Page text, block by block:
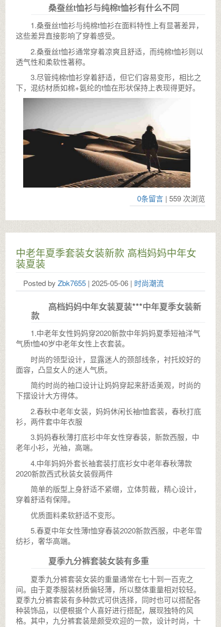
桑蚕丝t恤衫与纯棉t恤衫有什么不同
1.桑蚕丝t恤衫与纯棉t恤衫在面料特性上有显著差异，
这些差异直接影响了穿着感受。
2.桑蚕丝t恤衫通常穿着凉爽且舒适，而纯棉t恤衫则以
透气性和柔软性著称。
3.尽管纯棉t恤衫穿着舒适，但它们容易变形，相比之
下，混纺材质如棉+氨纶的t恤在形状保持上表现得更好。
0条留言 | 559 次浏览
中老年夏季套装女装新款 高档妈妈中年女
装夏装
Posted by Zbk7655 | 2025-05-06 | 时尚潮流
高档妈妈中年女装夏装***中年夏季女装新
款
1.中老年女性妈妈穿2020新款中年妈妈夏季短袖洋气
气质t恤40岁中老年女性上衣套装。
时尚的领型设计，显露迷人的颈部线条，衬托姣好的
面容，凸显女人的迷人气质。
简约时尚的袖口设计让妈妈穿起来舒适美观，时尚的
下摆设计大方得体。
2.春秋中老年女装，妈妈休闲长袖t恤套装，春秋打底
衫，两件套中年衣服
3.妈妈春秋薄打底衫中年女性穿春装，新款西服，中
老年小衫，光袖，高端。
4.中年妈妈外套长袖套装打底衫女中老年春秋薄款
2020新款西式秋装女装假两件
简单的版型上身舒适不紧绷，立体剪裁，精心设计，
穿着舒适有保障。
优质面料柔软舒适不变形。
5.春夏中年女性薄t恤穿春装2020新款西服，中老年雪
纺衫，奢华高端。
夏季九分裤套装女装有多重
夏季九分裤套装女装的重量通常在七十到一百克之
间。由于夏季服装材质偏轻薄，所以整体重量相对较轻。
夏季九分裤套装有多种款式可供选择，同时也可以搭配各
种装饰品，以便根据个人喜好进行搭配，展现独特的风
格。其中，九分裤套装是颇受欢迎的一款，设计时尚，十